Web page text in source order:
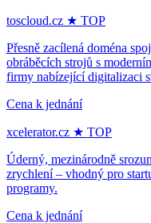
toscloud.cz ★ TOP
Přesně zacílená doména
obráběcích strojů s
firmy nabízející digitalizaci
Cena k jednání
xcelerator.cz ★ TOP
Úderný, mezinárodně
zrychlení – vhodný pro
programy.
Cena k jednání